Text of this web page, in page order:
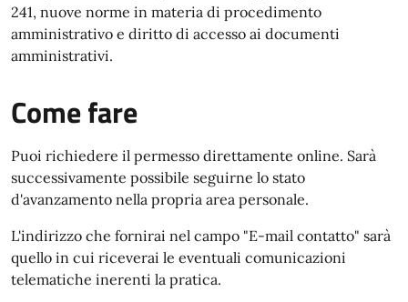
241, nuove norme in materia di procedimento
amministrativo e diritto di accesso ai documenti
amministrativi.
Come fare
Puoi richiedere il permesso direttamente online. Sarà
successivamente possibile seguirne lo stato
d'avanzamento nella propria area personale.
L'indirizzo che fornirai nel campo "E-mail contatto" sarà
quello in cui riceverai le eventuali comunicazioni
telematiche inerenti la pratica.